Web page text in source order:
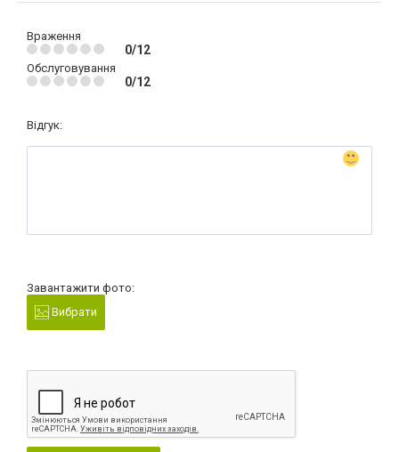
Враження
0/12
Обслуговування
0/12
Відгук:
Завантажити фото:
Вибрати